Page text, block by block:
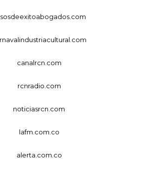
canalrcn.com
rcnradio.com
noticiasrcn.com
lafm.com.co
alerta.com.co